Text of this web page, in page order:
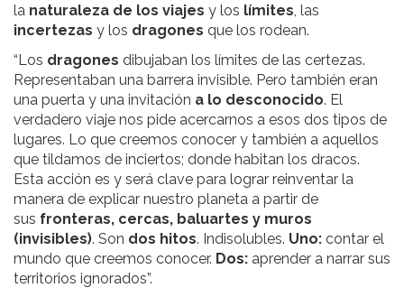
la naturaleza de los viajes y los límites , las
incertezas y los dragones que los rodean.
“Los dragones dibujaban los límites de las certezas.
Representaban una barrera invisible. Pero también eran
una puerta y una invitación a lo desconocido. El
verdadero viaje nos pide acercarnos a esos dos tipos de
lugares. Lo que creemos conocer y también a aquellos
que tildamos de inciertos; donde habitan los dracos.
Esta acción es y será clave para lograr reinventar la
manera de explicar nuestro planeta a partir de
sus fronteras, cercas, baluartes y muros
(invisibles). Son dos hitos. Indisolubles. Uno: contar el
mundo que creemos conocer. Dos: aprender a narrar sus
territorios ignorados”.